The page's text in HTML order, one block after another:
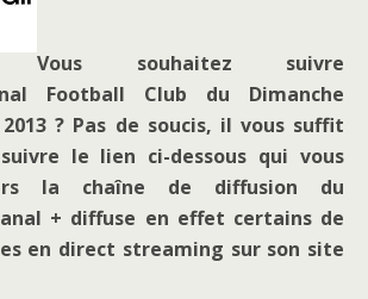
Vous souhaitez suivre
Football Club du Dimanche
? Pas de soucis, il vous suffit
le lien ci-dessous qui vous
la chaîne de diffusion du
+ diffuse en effet certains de
en direct streaming sur son site